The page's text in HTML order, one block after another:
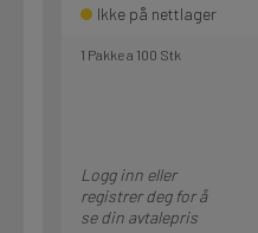
Ikke på nettlager
1 Pakke a 100 Stk
Logg inn eller
registrer deg for å
se din avtalepris